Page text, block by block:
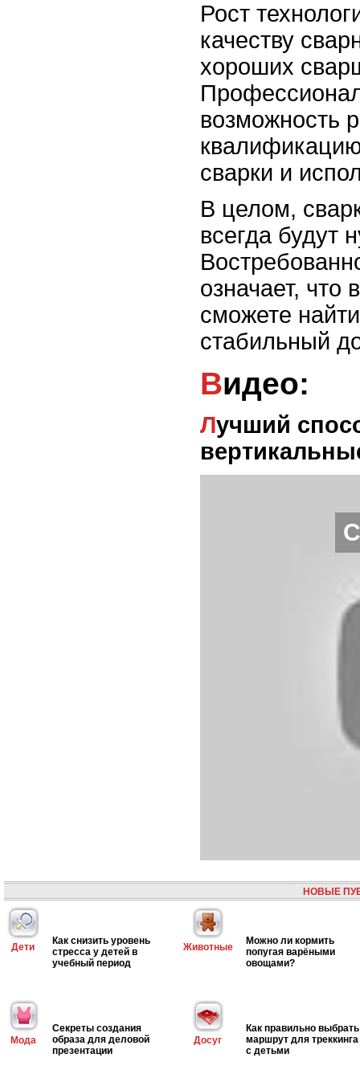
Рост
качеству
хороших
возможность
сварки и
В целом,
всегда будут
означает,
сможете
стабильный
Видео:
Лучший способ научиться варить
НОВЫЕ
Дети
Как снизить уровень
стресса у детей в
учебный период
Животные
Можно ли кормить
попугая варёными
овощами?
Мода
Секреты создания
образа для деловой
презентации
Досуг
Как правильно выбрать
маршрут для треккинга
с детьми